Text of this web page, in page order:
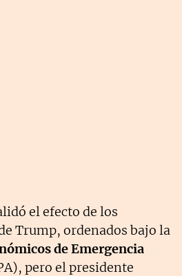
el efecto de los
Trump, ordenados bajo la
de Emergencia
pero el presidente